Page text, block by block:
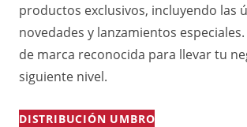
productos exclusivos, incluyendo las
novedades y lanzamientos
de marca reconocida para llevar tu
siguiente nivel.
DISTRIBUCIÓN UMBRO